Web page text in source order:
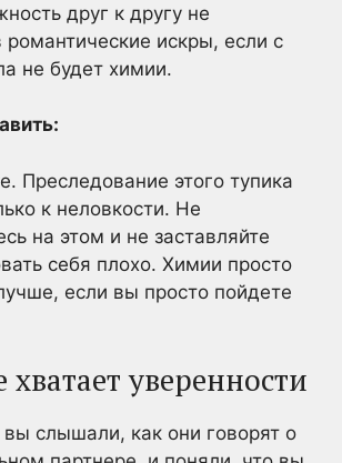
друг к другу не
романтические искры, если с
не будет химии.
Преследование этого тупика
к неловкости. Не
на этом и не заставляйте
себя плохо. Химии просто
если вы просто пойдете
уверенности
слышали, как они говорят о